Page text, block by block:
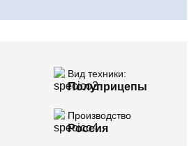
Вид техники:
Полуприцепы
Производство
Россия